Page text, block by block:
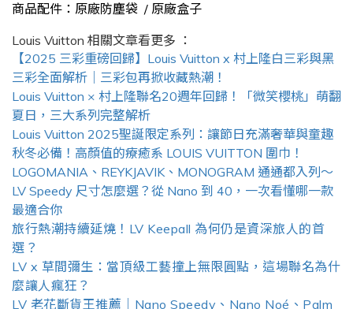
商品配件：原廠防塵袋 / 原廠盒子
Louis Vuitton 相關文章看更多 ：
【2025 三彩重磅回歸】Louis Vuitton x 村上隆白三彩與黑
三彩全面解析｜三彩包再掀收藏熱潮！
Louis Vuitton × 村上隆聯名20週年回歸！「微笑櫻桃」萌翻
夏日，三大系列完整解析
Louis Vuitton 2025聖誕限定系列：讓節日充滿奢華與童趣
秋冬必備！高顏值的療癒系 LOUIS VUITTON 圍巾！
LOGOMANIA、REYKJAVIK、MONOGRAM 通通都入列～
LV Speedy 尺寸怎麼選？從 Nano 到 40，一次看懂哪一款
最適合你
旅行熱潮持續延燒！LV Keepall 為何仍是資深旅人的首
選？
LV x 草間彌生：當頂級工藝撞上無限圓點，這場聯名為什
麼讓人瘋狂？
LV 老花斷貨王推薦｜Nano Speedy、Nano Noé、Palm